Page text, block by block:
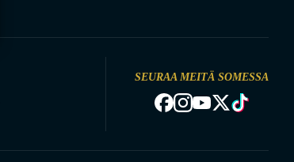
SEURAA MEITÄ SOMESSA